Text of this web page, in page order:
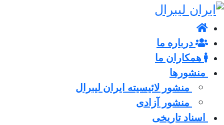
درباره ما
همکاران ما
منشورها
منشور لائیسیته ایران لیبرال
منشور آزادی
اسناد تاریخی